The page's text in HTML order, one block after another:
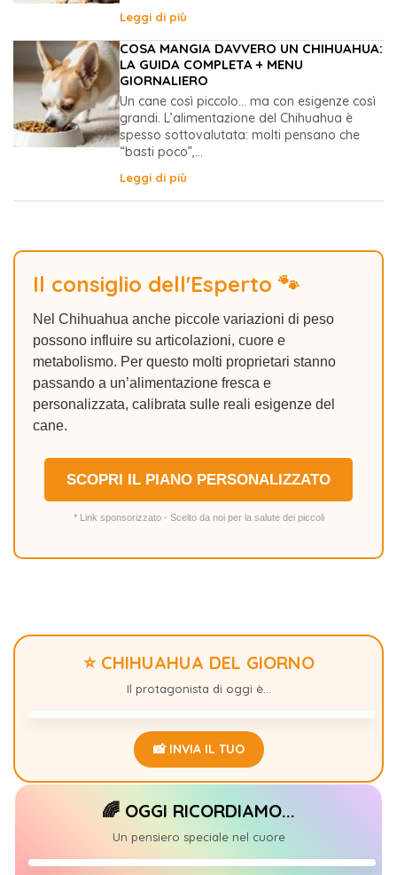
Leggi di più
COSA MANGIA DAVVERO UN CHIHUAHUA:
LA GUIDA COMPLETA + MENU
GIORNALIERO
Un cane così piccolo… ma con esigenze così
grandi. L’alimentazione del Chihuahua è
spesso sottovalutata: molti pensano che
“basti poco”,...
Leggi di più
Il consiglio dell'Esperto 🐾
Nel Chihuahua anche piccole variazioni di peso
possono influire su articolazioni, cuore e
metabolismo. Per questo molti proprietari stanno
passando a un’alimentazione fresca e
personalizzata, calibrata sulle reali esigenze del
cane.
SCOPRI IL PIANO PERSONALIZZATO
* Link sponsorizzato - Scelto da noi per la salute dei piccoli
⭐ CHIHUAHUA DEL GIORNO
Il protagonista di oggi è...
📸 INVIA IL TUO
🌈 OGGI RICORDIAMO...
Un pensiero speciale nel cuore